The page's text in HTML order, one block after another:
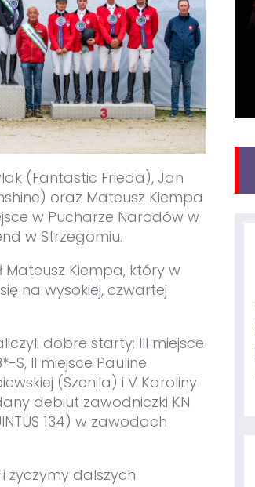
(Fantastic Frieda), Jan
oraz Mateusz Kiempa
w Pucharze Narodów w
w Strzegomiu.
Mateusz Kiempa, który w
na wysokiej, czwartej
dobre starty: III miejsce
S, II miejsce Pauline
(Szenila) i V Karoliny
debiut zawodniczki KN
134) w zawodach
życzymy dalszych